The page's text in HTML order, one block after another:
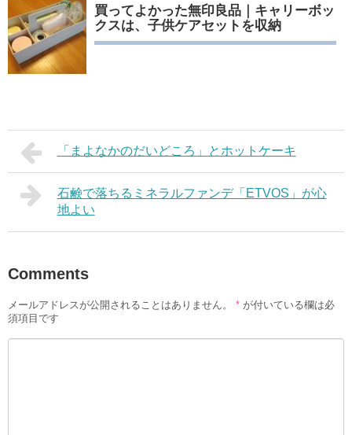
買ってよかった無印良品｜キャリーボッ
クスは、子供ケアセットを収納
「まよなかのだいどころ」とホットケーキ
石鹸で落ちるミネラルファンデ「ETVOS」が心
地よい
Comments
メールアドレスが公開されることはありません。 * が付いている欄は必
須項目です